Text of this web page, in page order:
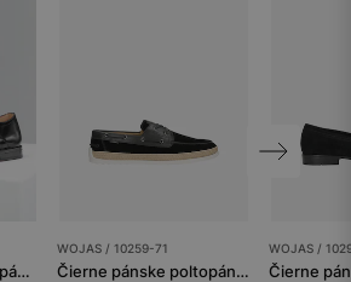
Pánske elegantné topánky v klasickej čiernej farbe
WOJAS / 10259-71
Čierne pánske poltopánky z kombinovaných kôž
WOJAS /